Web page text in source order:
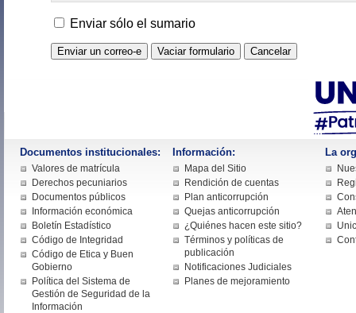
Enviar sólo el sumario
Documentos institucionales:
Valores de matrícula
Derechos pecuniarios
Documentos públicos
Información económica
Boletín Estadístico
Código de Integridad
Código de Etica y Buen
Gobierno
Política del Sistema de
Gestión de Seguridad de la
Información
Información:
Mapa del Sitio
Rendición de cuentas
Plan anticorrupción
Quejas anticorrupción
¿Quiénes hacen este sitio?
Términos y políticas de
publicación
Notificaciones Judiciales
Planes de mejoramiento
La